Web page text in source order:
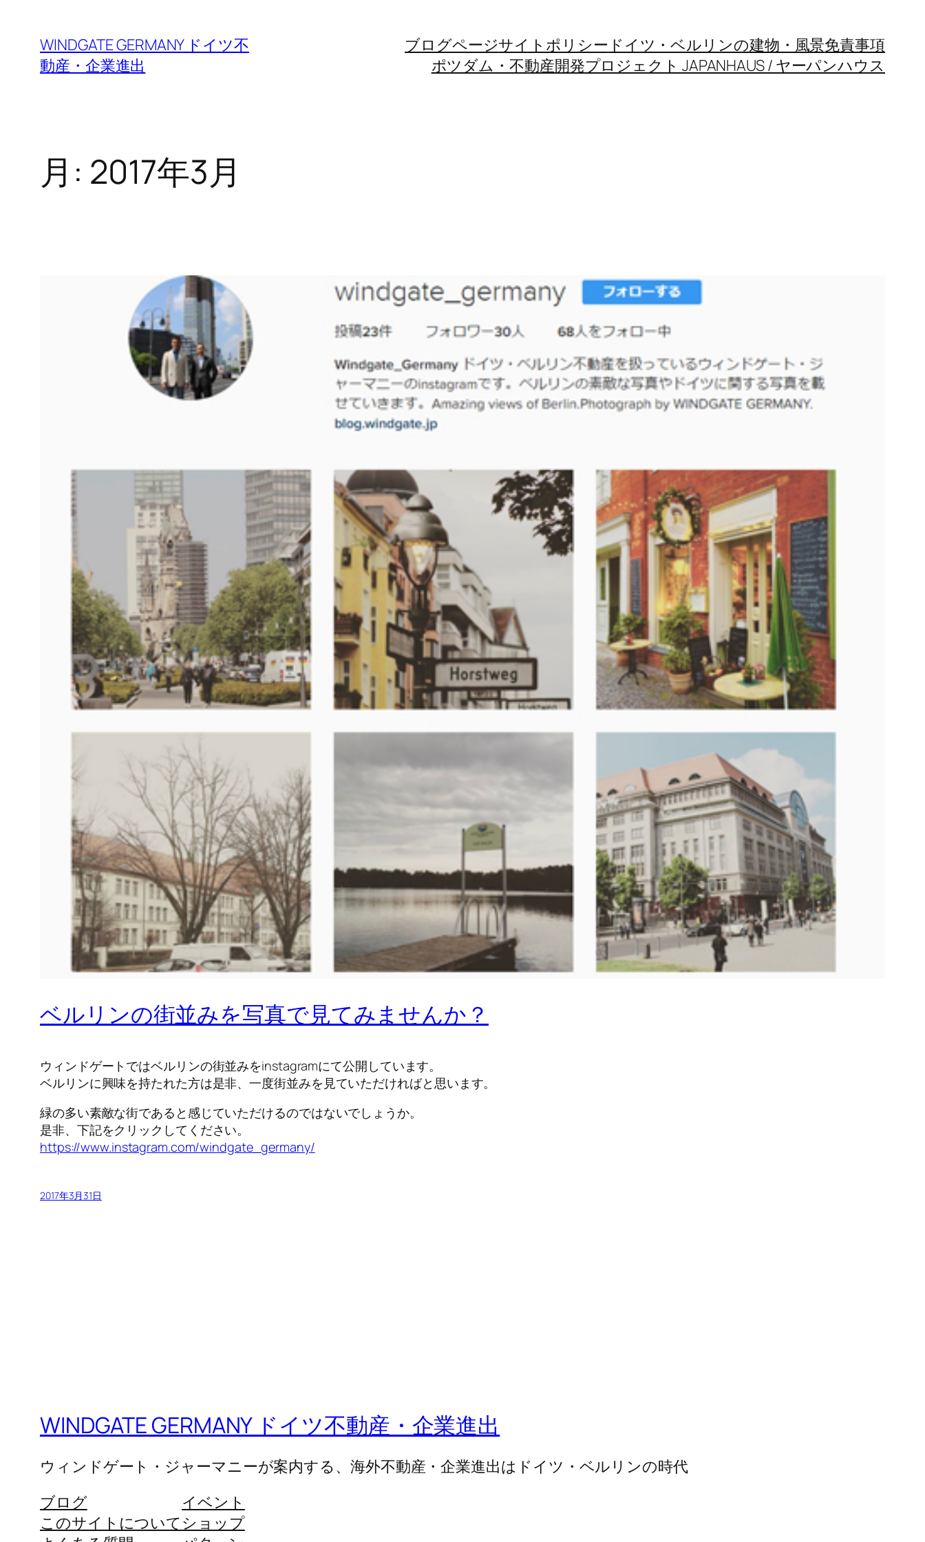
WINDGATE GERMANY ドイツ不
動産・企業進出
ブログページサイトポリシー ドイツ・ベルリンの建物・風景免責事項
ポツダム・不動産開発プロジェクト JAPANHAUS / ヤーパンハウス
月: 2017年3月
ベルリンの街並みを写真で見てみませんか？
ウィンドゲートではベルリンの街並みをinstagramにて公開しています。
ベルリンに興味を持たれた方は是非、一度街並みを見ていただければと思います。
緑の多い素敵な街であると感じていただけるのではないでしょうか。
是非、下記をクリックしてください。
https://www.instagram.com/windgate_germany/
2017年3月31日
WINDGATE GERMANY ドイツ不動産・企業進出
ウィンドゲート・ジャーマニーが案内する、海外不動産・企業進出はドイツ・ベルリンの時代
ブログ
このサイトについて
イベント
ショップ